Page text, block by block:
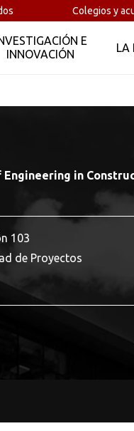
Colegios y
E
INNOVACIÓN
LA
Engineering in
103
de Proyectos